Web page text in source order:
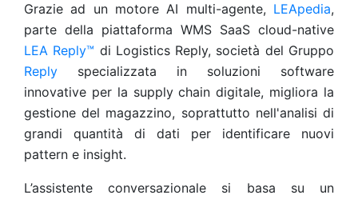
Grazie ad un motore AI multi-agente, LEApedia,
parte della piattaforma WMS SaaS cloud-native
LEA Reply™ di Logistics Reply, società del Gruppo
Reply specializzata in soluzioni software
innovative per la supply chain digitale, migliora la
gestione del magazzino, soprattutto nell'analisi di
grandi quantità di dati per identificare nuovi
pattern e insight.
L’assistente conversazionale si basa su un